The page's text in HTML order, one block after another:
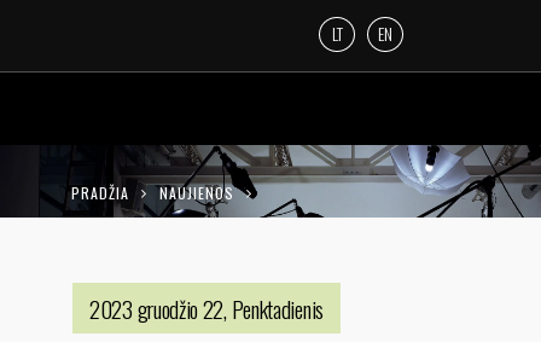
LT EN
PRADŽIA NAUJIENOS
DVIDEŠIMTIEJI METAI
2023 gruodžio 22, Penktadienis